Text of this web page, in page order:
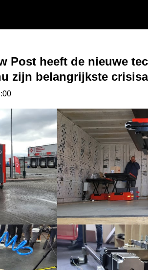
Post heeft de nieuwe
zijn belangrijkste